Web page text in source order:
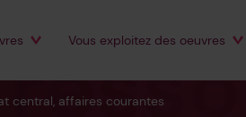
Vous exploitezdes oeuvres
Autres exploitants
central, affaires courantes